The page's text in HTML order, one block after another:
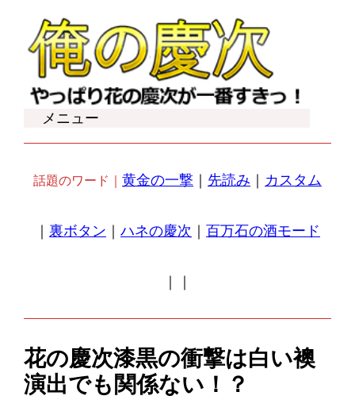
メニュー
話題のワード｜ 黄金の一撃 ｜ 先読み ｜ カスタム
｜ 裏ボタン ｜ ハネの慶次 ｜ 百万石の酒モード
｜ ｜
花の慶次漆黒の衝撃は白い襖
演出でも関係ない！？